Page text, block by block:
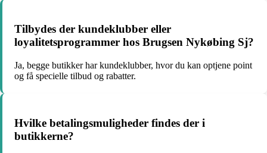
Tilbydes der kundeklubber eller
loyalitetsprogrammer hos Brugsen Nykøbing Sj?
Ja, begge butikker har kundeklubber, hvor du kan optjene point
og få specielle tilbud og rabatter.
Hvilke betalingsmuligheder findes der i
butikkerne?